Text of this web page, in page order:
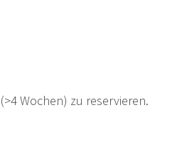
Wochen) zu reservieren.